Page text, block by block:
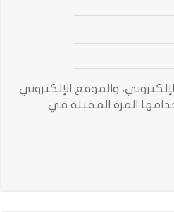
والموقع الإلكتروني
المرة المقبلة في